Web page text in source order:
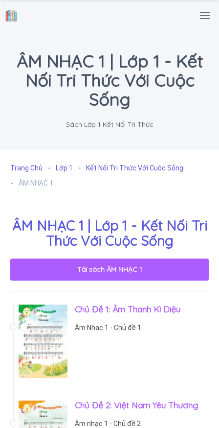
.
ÂM NHẠC 1 | Lớp 1 - Kết
Nối Tri Thức Với Cuộc
Sống
Sách Lớp 1 Kết Nối Tri Thức
Trang Chủ Lớp 1
Kết Nối Tri Thức Với Cuộc Sống
ÂM NHẠC 1
ÂM NHẠC 1 | Lớp 1 - Kết Nối Tri
Thức Với Cuộc Sống
Tải sách ÂM NHẠC 1
Chủ Đề 1: Âm Thanh Kì Diệu
Âm Nhạc 1 - Chủ đề 1
Chủ Đề 2: Việt Nam Yêu Thương
Âm nhạc 1 - Chủ đề 2